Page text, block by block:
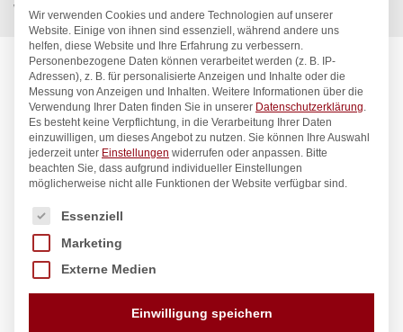
Wassertechnik
Wandventil clarix Wandventil 3/4″
Wir verwenden Cookies und andere Technologien auf unserer
Website. Einige von ihnen sind essenziell, während andere uns
helfen, diese Website und Ihre Erfahrung zu verbessern.
Personenbezogene Daten können verarbeitet werden (z. B. IP-
Adressen), z. B. für personalisierte Anzeigen und Inhalte oder die
Messung von Anzeigen und Inhalten. Weitere Informationen über die
Verwendung Ihrer Daten finden Sie in unserer Datenschutzerklärung.
Es besteht keine Verpflichtung, in die Verarbeitung Ihrer Daten
einzuwilligen, um dieses Angebot zu nutzen. Sie können Ihre Auswahl
jederzeit unter Einstellungen widerrufen oder anpassen. Bitte
beachten Sie, dass aufgrund individueller Einstellungen
möglicherweise nicht alle Funktionen der Website verfügbar sind.
Es folgt eine Liste der Service-Gruppen, für die eine
Essenziell
Marketing
Externe Medien
Einwilligung speichern